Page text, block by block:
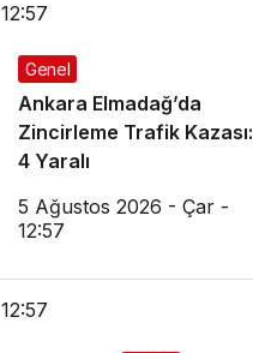
12:57
Genel
Ankara Elmadağ’da
Zincirleme Trafik Kazası:
4 Yaralı
5 Ağustos 2026 - Çar -
12:57
12:57